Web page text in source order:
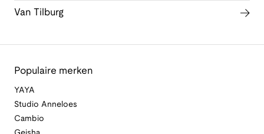
Van Tilburg
Populaire merken
YAYA
Studio Anneloes
Cambio